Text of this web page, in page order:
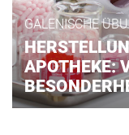
GALENISCHE
APOTHEKE: